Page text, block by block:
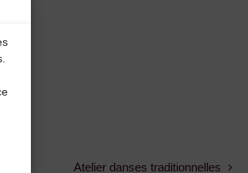
Atelier danses traditionnelles